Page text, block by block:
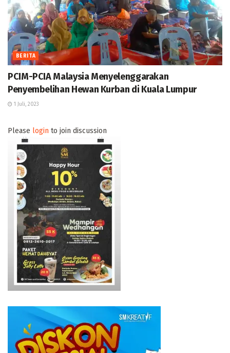
BERITA
PCIM-PCIA Malaysia Menyelenggarakan
Penyembelihan Hewan Kurban di Kuala Lumpur
1 Juli, 2023
Please login to join discussion